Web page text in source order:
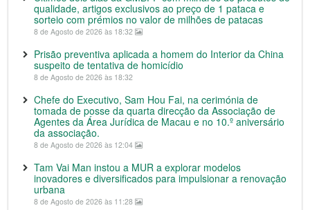
qualidade, artigos exclusivos ao preço de 1 pataca e
sorteio com prémios no valor de milhões de patacas
8 de Agosto de 2026 às 18:32
Prisão preventiva aplicada a homem do Interior da China
suspeito de tentativa de homicídio
8 de Agosto de 2026 às 18:32
Chefe do Executivo, Sam Hou Fai, na cerimónia de
tomada de posse da quarta direcção da Associação de
Agentes da Área Jurídica de Macau e no 10.º aniversário
da associação.
8 de Agosto de 2026 às 12:04
Tam Vai Man instou a MUR a explorar modelos
inovadores e diversificados para impulsionar a renovação
urbana
8 de Agosto de 2026 às 11:28